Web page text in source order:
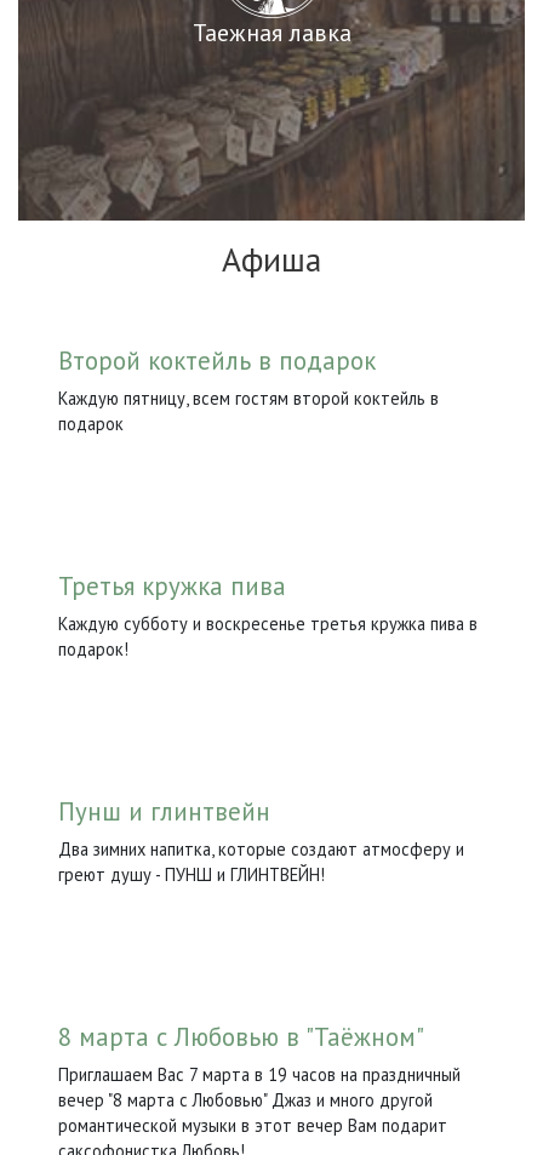
Таежная лавка
Афиша
Второй коктейль в подарок
Каждую пятницу, всем гостям второй коктейль в
подарок
Третья кружка пива
Каждую субботу и воскресенье третья кружка пива в
подарок!
Пунш и глинтвейн
Два зимних напитка, которые создают атмосферу и
греют душу - ПУНШ и ГЛИНТВЕЙН!
8 марта с Любовью в "Таёжном"
Приглашаем Вас 7 марта в 19 часов на праздничный
вечер "8 марта с Любовью" Джаз и много другой
романтической музыки в этот вечер Вам подарит